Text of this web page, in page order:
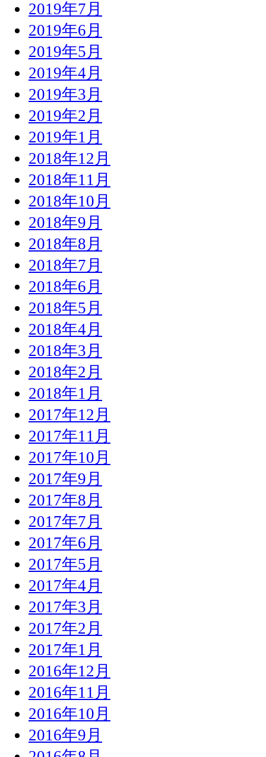
2019年7月
2019年6月
2019年5月
2019年4月
2019年3月
2019年2月
2019年1月
2018年12月
2018年11月
2018年10月
2018年9月
2018年8月
2018年7月
2018年6月
2018年5月
2018年4月
2018年3月
2018年2月
2018年1月
2017年12月
2017年11月
2017年10月
2017年9月
2017年8月
2017年7月
2017年6月
2017年5月
2017年4月
2017年3月
2017年2月
2017年1月
2016年12月
2016年11月
2016年10月
2016年9月